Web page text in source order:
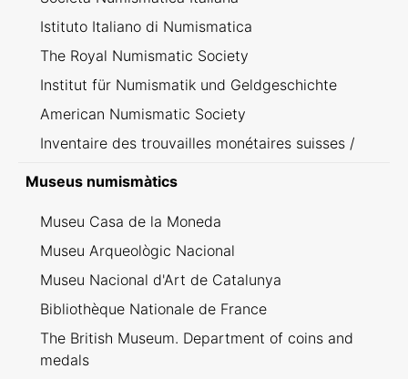
Istituto Italiano di Numismatica
The Royal Numismatic Society
Institut für Numismatik und Geldgeschichte
American Numismatic Society
Inventaire des trouvailles monétaires suisses /
Museus numismàtics
Museu Casa de la Moneda
Museu Arqueològic Nacional
Museu Nacional d'Art de Catalunya
Bibliothèque Nationale de France
The British Museum. Department of coins and
medals